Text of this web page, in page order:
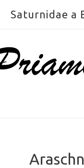
Saturnidae a